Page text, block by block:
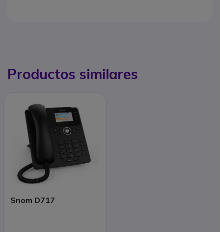
Productos similares
Snom D717